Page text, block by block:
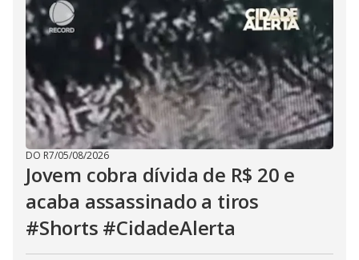
DO R7/05/08/2026
Jovem cobra dívida de R$ 20 e
acaba assassinado a tiros
#Shorts #CidadeAlerta